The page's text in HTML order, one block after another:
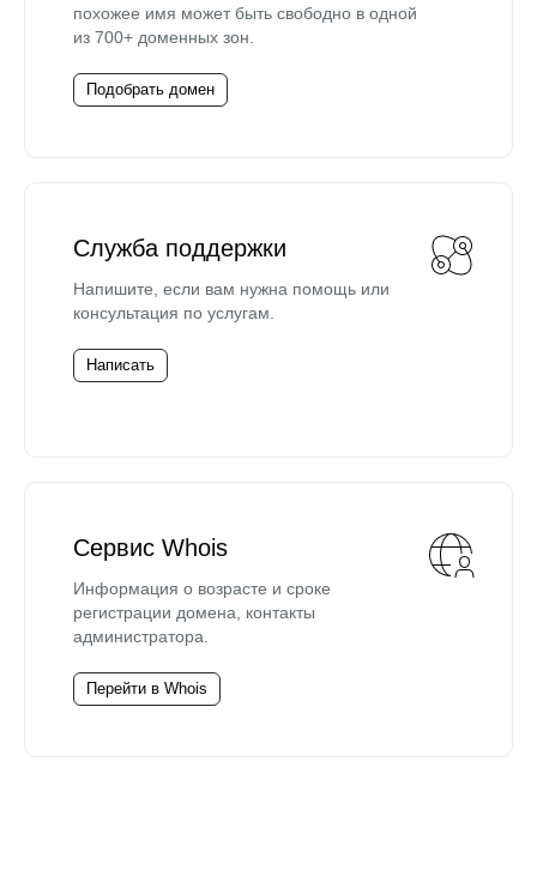
похожее имя может быть свободно в одной
из 700+ доменных зон.
Подобрать домен
Служба поддержки
Напишите, если вам нужна помощь или
консультация по услугам.
Написать
Сервис Whois
Информация о возрасте и сроке
регистрации домена, контакты
администратора.
Перейти в Whois